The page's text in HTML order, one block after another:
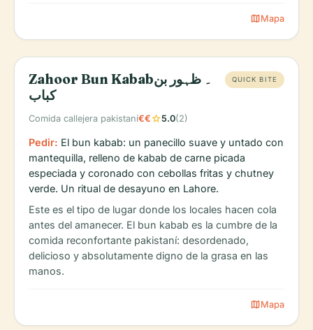
mapMapa
Zahoor Bun Kabab۔ ظہور بن
کباب
QUICK BITE
Comida callejera pakistaní€€star5.0(2)
Pedir: El bun kabab: un panecillo suave y untado con
mantequilla, relleno de kabab de carne picada
especiada y coronado con cebollas fritas y chutney
verde. Un ritual de desayuno en Lahore.
Este es el tipo de lugar donde los locales hacen cola
antes del amanecer. El bun kabab es la cumbre de la
comida reconfortante pakistaní: desordenado,
delicioso y absolutamente digno de la grasa en las
manos.
mapMapa